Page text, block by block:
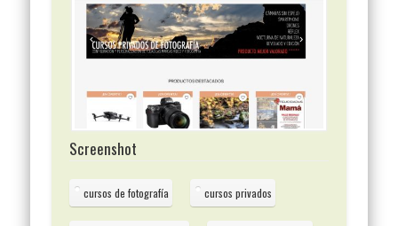
Screenshot
cursos de fotografía cursos privados